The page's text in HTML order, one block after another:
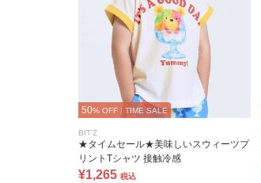
50% OFF | TIME SALE
BIT'Z
★タイムセール★美味しいスウィーツプ
リントTシャツ 接触冷感
¥1,265 税込